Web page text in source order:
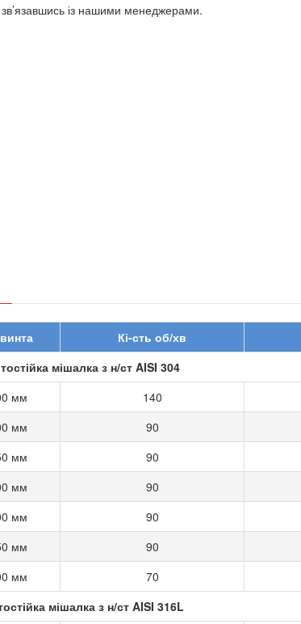
зв’язавшись із нашими менеджерами.
Кі-сть об/хв
мішалка з н/ст AISI 304
мм 140
мм 90
мм 90
мм 90
мм 90
мм 90
мм 70
мішалка з н/ст AISI 316L